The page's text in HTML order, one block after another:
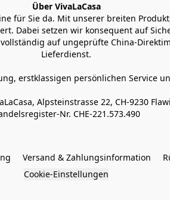
Über VivaLaCasa
für Sie da. Mit unserer breiten
Dabei setzen wir konsequent auf
auf ungeprüfte China-
Lieferdienst.
erstklassigen persönlichen Service
Alpsteinstrasse 22, CH-9230
Nr. CHE-221.573.490
Versand & Zahlungsinformation
Cookie-Einstellungen